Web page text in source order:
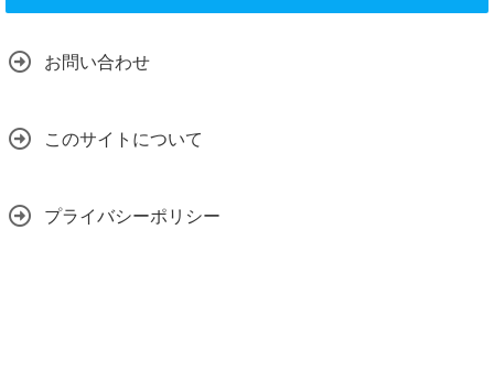
お問い合わせ
このサイトについて
プライバシーポリシー